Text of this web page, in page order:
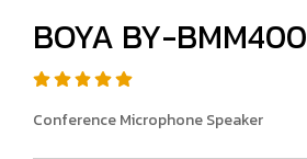
BOYA BY-BMM400
Conference Microphone Speaker